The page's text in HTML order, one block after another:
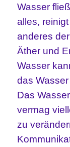
Wasser
alles,
anderes
Äther und
Wasser
das
Das
vermag
zu